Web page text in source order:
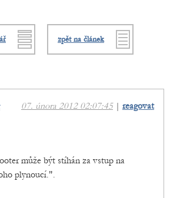
zpět na článek
07. února 2012 02:07:45| reagovat
může být stíhán za vstup na
plynoucí.".